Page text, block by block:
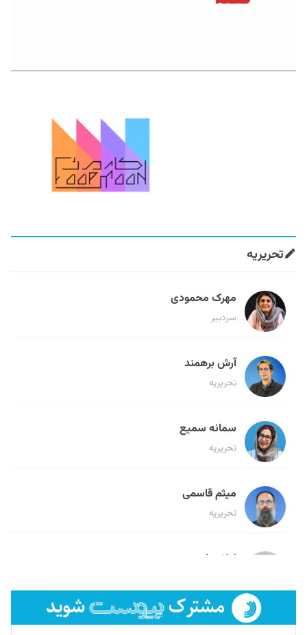
تحریریه
مهرک محمودی
سردبیر
آرش برهمند
تحریریه
سمانه سمیع
تحریریه
میثم قاسمی
تحریریه
لیلا حنارود
فائزه فتحی رستمی